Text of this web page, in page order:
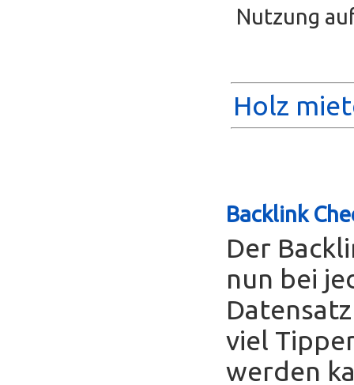
Nutzung
Holz
Backlink
Der
nun bei
viel
werden